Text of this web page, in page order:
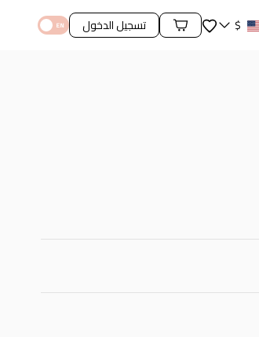
$ المفضلة
محتويات السلة تسجيل الدخول